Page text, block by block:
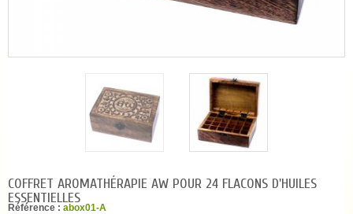
COFFRET AROMATHÉRAPIE AW POUR 24 FLACONS D'HUILES
ESSENTIELLES
Référence : abox01-A